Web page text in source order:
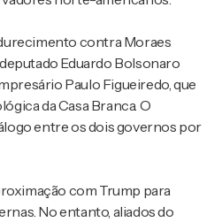
contra Moraes
Eduardo Bolsonaro
Paulo Figueiredo, que
da Casa Branca. O
entre os dois governos por
com Trump para
No entanto, aliados do